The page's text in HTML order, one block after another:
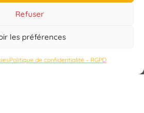
Refuser
les préférences
Politique de confidentialité – RGPD
byWEB3-DESIGN
CopyrightCAP’C2019